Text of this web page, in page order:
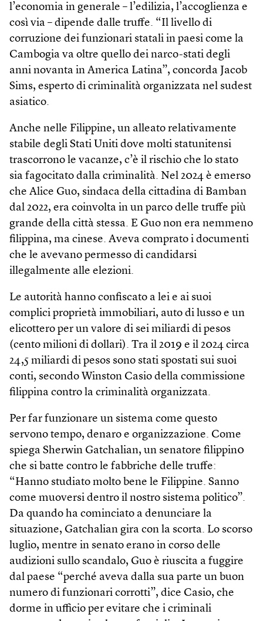
l’economia in generale – l’edilizia, l’accoglienza e
così via – dipende dalle truffe. “Il livello di
corruzione dei funzionari statali in paesi come la
Cambogia va oltre quello dei narco-stati degli
anni novanta in America Latina”, concorda Jacob
Sims, esperto di criminalità organizzata nel sudest
asiatico.
Anche nelle Filippine, un alleato relativamente
stabile degli Stati Uniti dove molti statunitensi
trascorrono le vacanze, c’è il rischio che lo stato
sia fagocitato dalla criminalità. Nel 2024 è emerso
che Alice Guo, sindaca della cittadina di Bamban
dal 2022, era coinvolta in un parco delle truffe più
grande della città stessa. E Guo non era nemmeno
filippina, ma cinese. Aveva comprato i documenti
che le avevano permesso di candidarsi
illegalmente alle elezioni.
Le autorità hanno confiscato a lei e ai suoi
complici proprietà immobiliari, auto di lusso e un
elicottero per un valore di sei miliardi di pesos
(cento milioni di dollari). Tra il 2019 e il 2024 circa
24,5 miliardi di pesos sono stati spostati sui suoi
conti, secondo Winston Casio della commissione
filippina contro la criminalità organizzata.
Per far funzionare un sistema come questo
servono tempo, denaro e organizzazione. Come
spiega Sherwin Gatchalian, un senatore filippin0
che si batte contro le fabbriche delle truffe:
“Hanno studiato molto bene le Filippine. Sanno
come muoversi dentro il nostro sistema politico”.
Da quando ha cominciato a denunciare la
situazione, Gatchalian gira con la scorta. Lo scorso
luglio, mentre in senato erano in corso delle
audizioni sullo scandalo, Guo è riuscita a fuggire
dal paese “perché aveva dalla sua parte un buon
numero di funzionari corrotti”, dice Casio, che
dorme in ufficio per evitare che i criminali